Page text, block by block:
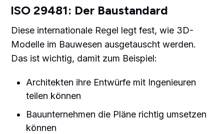
ISO 29481: Der Baustandard
Diese internationale Regel legt fest, wie 3D-
Modelle im Bauwesen ausgetauscht werden.
Das ist wichtig, damit zum Beispiel:
Architekten ihre Entwürfe mit Ingenieuren
teilen können
Bauunternehmen die Pläne richtig umsetzen
können